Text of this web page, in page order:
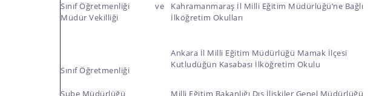
Sınıf Öğretmenliği ve
Müdür Vekilliği
Kahramanmaraş İl Milli Eğitim Müdürlüğü’ne Bağlı
İlköğretim Okulları
Sınıf Öğretmenliği
Ankara İl Milli Eğitim Müdürlüğü Mamak İlçesi
Kutludüğün Kasabası İlköğretim Okulu
Şube Müdürlüğü Milli Eğitim Bakanlığı Dış İlişkiler Genel Müdürlüğü